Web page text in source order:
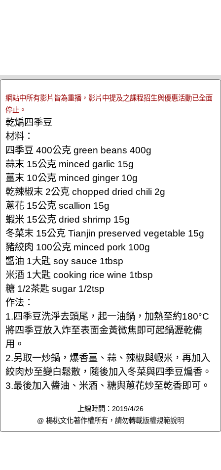
網站中所有影片皆為重播，影片中提及之課程招生與優惠活動已全面
停止。
乾煸四季豆
材料：
四季豆 400公克 green beans 400g
蒜末 15公克 minced garlic 15g
薑末 10公克 minced ginger 10g
乾辣椒末 2公克 chopped dried chili 2g
蔥花 15公克 scallion 15g
蝦米 15公克 dried shrimp 15g
冬菜末 15公克 Tianjin preserved vegetable 15g
豬絞肉 100公克 minced pork 100g
醬油 1大匙 soy sauce 1tbsp
米酒 1大匙 cooking rice wine 1tbsp
糖 1/2茶匙 sugar 1/2tsp
作法：
1.四季豆洗淨去頭尾，起一油鍋，加熱至約180°C
將四季豆放入炸至表面金黃微焦即可起鍋瀝乾備
用。
2.另取一炒鍋，爆香薑、蒜、辣椒與蝦米，再加入
絞肉炒至變白鬆散，隨後加入冬菜與四季豆煸香。
3.最後加入醬油、米酒、糖與蔥花炒至乾香即可。
上線時間：2019/4/26
@ 楊桃文化著作權所有，請勿轉載版權規範說明